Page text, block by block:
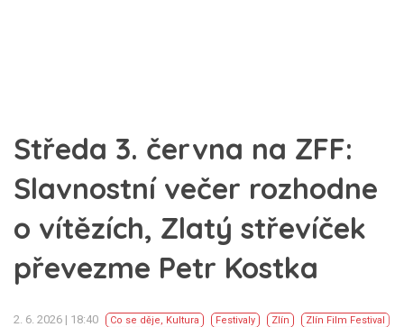
Středa 3. června na ZFF:
Slavnostní večer rozhodne
o vítězích, Zlatý střevíček
převezme Petr Kostka
2. 6. 2026 | 18:40 Co se děje, Kultura Festivaly Zlín
Zlín Film Festival